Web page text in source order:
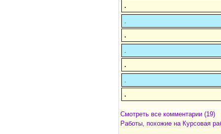
.
.
.
.
Смотреть все комментарии (19)
Работы, похожие на Курсовая